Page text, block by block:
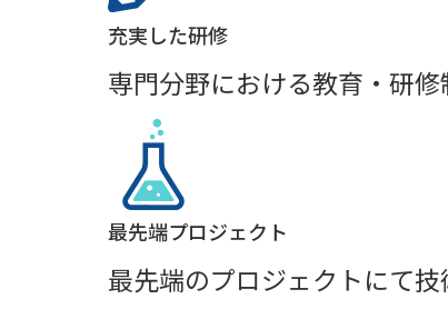
充実した研修
専門分野における教育・研
最先端プロジェクト
最先端のプロジェクトにて